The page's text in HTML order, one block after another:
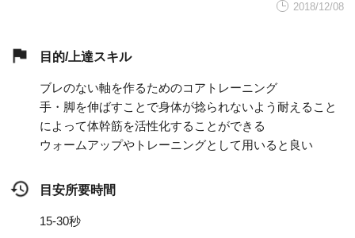
2018/12/08
目的/上達スキル
ブレのない軸を作るためのコアトレーニング
手・脚を伸ばすことで身体が捻られないよう耐えること
によって体幹筋を活性化することができる
ウォームアップやトレーニングとして用いると良い
目安所要時間
15-30秒